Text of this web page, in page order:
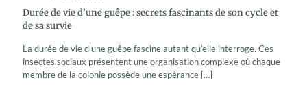
Durée de vie d’une guêpe : secrets fascinants de son cycle et
de sa survie
La durée de vie d’une guêpe fascine autant qu’elle interroge. Ces
insectes sociaux présentent une organisation complexe où chaque
membre de la colonie possède une espérance […]